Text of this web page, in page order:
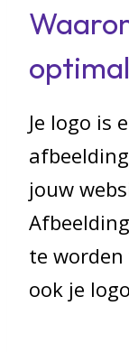
Je logo is
jouw
te worden
ook je